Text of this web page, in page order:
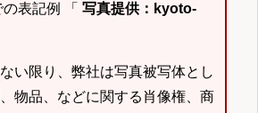
表記例 「 写真提供：kyoto-
い限り、弊社は写真被写体とし
物品、などに関する肖像権、商